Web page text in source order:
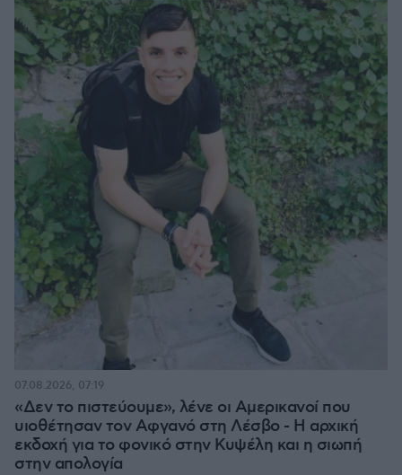
«Δεν το πιστεύουμε», λένε οι Αμερικανοί που
υιοθέτησαν τον Αφγανό στη Λέσβο - Η αρχική
εκδοχή για το φονικό στην Κυψέλη και η σιωπή
στην απολογία
07.08.2026, 07:19